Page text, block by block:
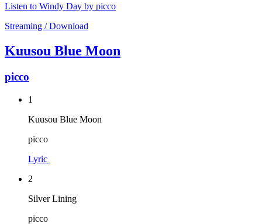
Listen to Windy Day by picco
Streaming / Download
Kuusou Blue Moon
picco
1
Kuusou Blue Moon
picco
Lyric
2
Silver Lining
picco